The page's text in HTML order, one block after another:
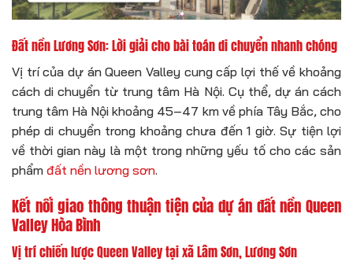
Đất nền Lương Sơn: Lời giải cho bài toán di chuyển nhanh chóng
Vị trí của dự án Queen Valley cung cấp lợi thế về khoảng
cách di chuyển từ trung tâm Hà Nội. Cụ thể, dự án cách
trung tâm Hà Nội khoảng 45–47 km về phía Tây Bắc, cho
phép di chuyển trong khoảng chưa đến 1 giờ. Sự tiện lợi
về thời gian này là một trong những yếu tố cho các sản
phẩm đất nền lương sơn.
Kết nối giao thông thuận tiện của dự án đất nền Queen
Valley Hòa Bình
Vị trí chiến lược Queen Valley tại xã Lâm Sơn, Lương Sơn